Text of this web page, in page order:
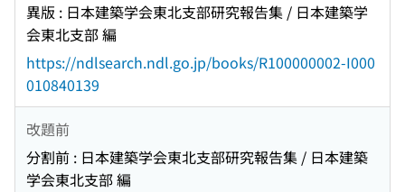
異版 : 日本建築学会東北支部研究報告集 / 日本建築学
会東北支部 編
https://ndlsearch.ndl.go.jp/books/R100000002-I000
010840139
改題前
分割前 : 日本建築学会東北支部研究報告集 / 日本建築
学会東北支部 編